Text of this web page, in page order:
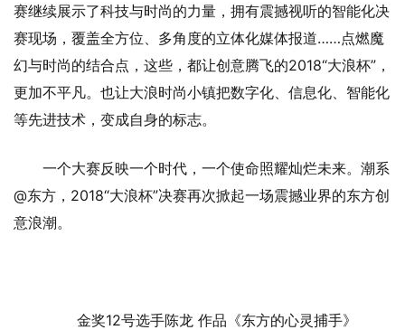
赛继续展示了科技与时尚的力量，拥有震撼视听的智能化决
赛现场，覆盖全方位、多角度的立体化媒体报道……点燃魔
幻与时尚的结合点，这些，都让创意腾飞的2018“大浪杯”，
更加不平凡。也让大浪时尚小镇把数字化、信息化、智能化
等先进技术，变成自身的标志。
一个大赛反映一个时代，一个使命照耀灿烂未来。潮系
@东方，2018“大浪杯”决赛再次掀起一场震撼业界的东方创
意浪潮。
金奖12号选手陈龙 作品《东方的心灵捕手》